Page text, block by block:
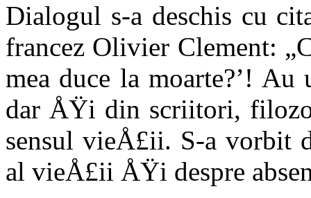
Dialogul s-a deschis cu
francez Olivier Clement:
mea duce la moarte?’!
dar ÅŸi din scriitori,
sensul vieÅ£ii. S-a vorbit
al vieÅ£ii ÅŸi despre